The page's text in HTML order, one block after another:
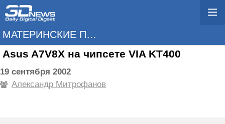
МАТЕРИНСКИЕ ПЛАТЫ
Asus A7V8X на чипсете VIA KT400
19 сентября 2002
Александр Митрофанов